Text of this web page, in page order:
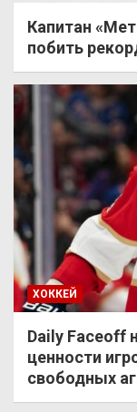
Капитан
побить
ХОККЕЙ
Daily Faceoff
ценности
свободных